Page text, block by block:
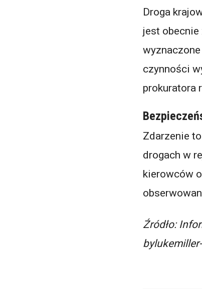
Droga
jest
czynności
prokuratora
Zdarzenie
drogach w
kierowców
Źródło: